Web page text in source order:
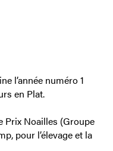
l’année numéro 1
en Plat.
Prix Noailles (Groupe
pour l’élevage et la